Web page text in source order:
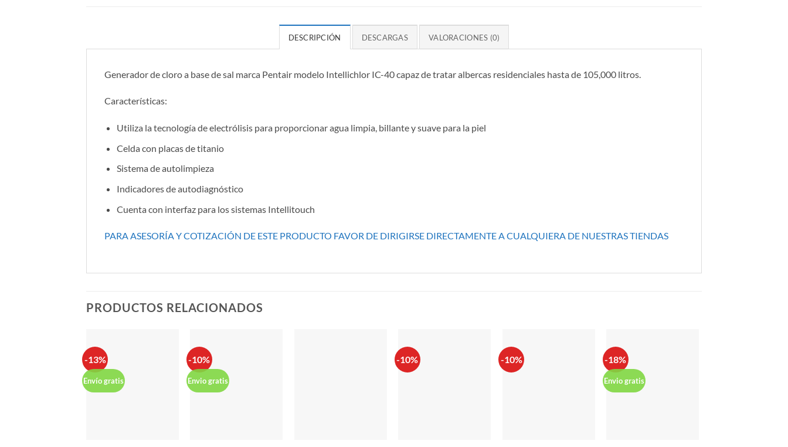
DESCRIPCIÓN DESCARGAS VALORACIONES (0)
Generador de cloro a base de sal marca Pentair modelo Intellichlor IC-40 capaz de tratar albercas residenciales hasta de 105,000 litros.
Características:
Utiliza la tecnología de electrólisis para proporcionar agua limpia, billante y suave para la piel
Celda con placas de titanio
Sistema de autolimpieza
Indicadores de autodiagnóstico
Cuenta con interfaz para los sistemas Intellitouch
PARA ASESORÍA Y COTIZACIÓN DE ESTE PRODUCTO FAVOR DE DIRIGIRSE DIRECTAMENTE A CUALQUIERA DE NUESTRAS TIENDAS
PRODUCTOS RELACIONADOS
-13%
Envío gratis
-10%
Envio gratis
-10% -10% -18%
Envio gratis